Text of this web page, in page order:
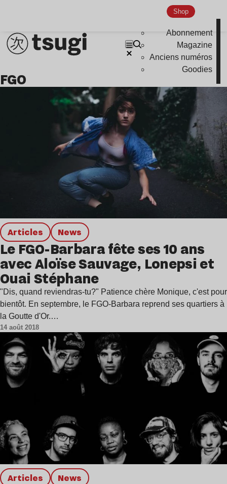
Shop
Abonnement
Magazine
Anciens numéros
Goodies
FGO
Articles news
Le FGO-Barbara fête ses 10 ans
avec Aloïse Sauvage, Lonepsi et
Ouai Stéphane
"Dis, quand reviendras-tu?" Patience chère Monique, c'est pour
bientôt. En septembre, le FGO-Barbara reprend ses quartiers à
la Goutte d'Or.…
14 août 2018
Articles news